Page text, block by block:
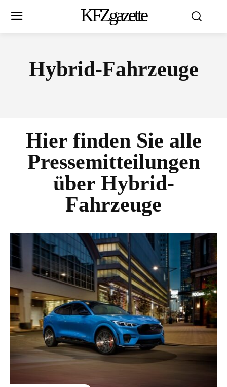
KFZgazette
Hybrid-Fahrzeuge
Hier finden Sie alle
Pressemitteilungen
über Hybrid-
Fahrzeuge